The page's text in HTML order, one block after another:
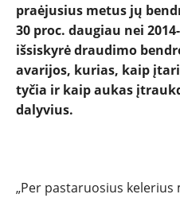
praėjusius metus jų
30 proc. daugiau nei
išsiskyrė draudimo
avarijos, kurias, kaip
tyčia ir kaip aukas
dalyvius.
„Per pastaruosius kelerius